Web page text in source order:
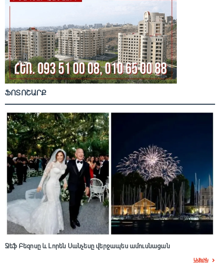
ՖՈՏՈՇԱՐՔ
Ջեֆ Բեզոսը և Լորեն Սանչեսը վերջապես ամուսնացան
Ավելին